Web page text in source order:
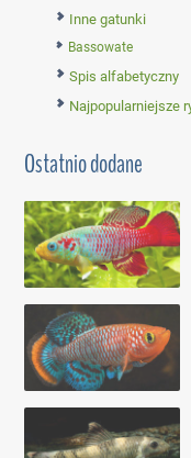
Inne gatunki
Bassowate
Spis alfabetyczny
Najpopularniejsze
Ostatnio dodane